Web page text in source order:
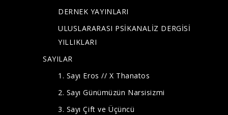
DERNEK YAYINLARI
ULUSLARARASI PSİKANALİZ DERGİSİ
YILLIKLARI
SAYILAR
1. Sayı Eros // X Thanatos
2. Sayı Günümüzün Narsisizmi
3. Sayı Çift ve Üçüncü